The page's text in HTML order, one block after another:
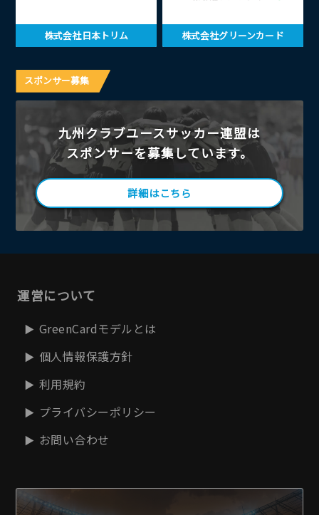
株式会社日本トリム 株式会社グリーンカード
スポンサー募集
九州クラブユースサッカー連盟は
スポンサーを募集しています。
詳細はこちら
運営について
GreenCardモデルとは
個人情報保護方針
利用規約
プライバシーポリシー
お問い合わせ